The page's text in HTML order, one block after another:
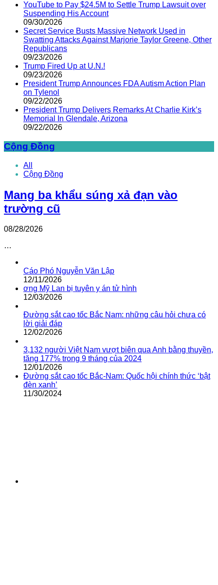
YouTube to Pay $24.5M to Settle Trump Lawsuit over
Suspending His Account
09/30/2026
Secret Service Busts Massive Network Used in
Swatting Attacks Against Marjorie Taylor Greene, Other
Republicans
09/23/2026
Trump Fired Up at U.N.!
09/23/2026
President Trump Announces FDA Autism Action Plan
on Tylenol
09/22/2026
President Trump Delivers Remarks At Charlie Kirk’s
Memorial In Glendale, Arizona
09/22/2026
Cộng Đồng
All
Cộng Đồng
Mang ba khẩu súng xả đạn vào
trường cũ
08/28/2026
…
Cáo Phó Nguyễn Văn Lập
12/11/2026
ơng Mỹ Lan bị tuyên y án tử hình
12/03/2026
Đường sắt cao tốc Bắc Nam: những câu hỏi chưa có
lời giải đáp
12/02/2026
3,132 người Việt Nam vượt biên qua Anh bằng thuyền,
tăng 177% trong 9 tháng của 2024
12/01/2026
Đường sắt cao tốc Bắc-Nam: Quốc hội chính thức ‘bật
đèn xanh’
11/30/2024